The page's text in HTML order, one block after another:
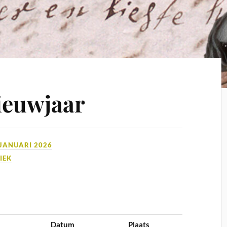
2026
Datum Plaats